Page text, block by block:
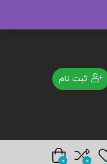
ثبت نام
0
0